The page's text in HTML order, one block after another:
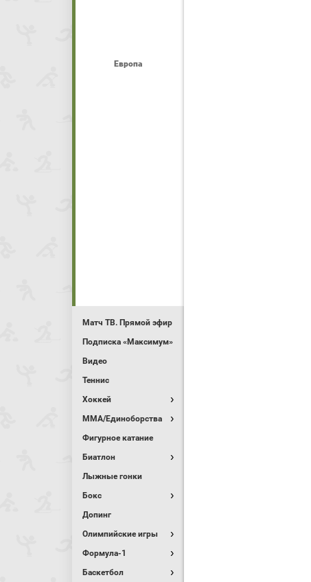
Европа
Матч ТВ. Прямой эфир
Подписка «Максимум»
Видео
Теннис
Хоккей
MMA/Единоборства
Фигурное катание
Биатлон
Лыжные гонки
Бокс
Допинг
Олимпийские игры
Формула-1
Баскетбол